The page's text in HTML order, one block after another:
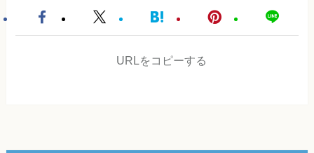
URLをコピーする